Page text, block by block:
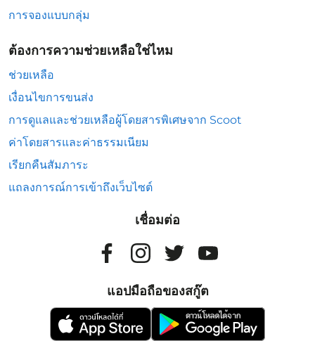
การจองแบบกลุ่ม
ต้องการความช่วยเหลือใช่ไหม
ช่วยเหลือ
เงื่อนไขการขนส่ง
การดูแลและช่วยเหลือผู้โดยสารพิเศษจาก Scoot
ค่าโดยสารและค่าธรรมเนียม
เรียกคืนสัมภาระ
แถลงการณ์การเข้าถึงเว็บไซต์
เชื่อมต่อ
แอปมือถือของสกู๊ต